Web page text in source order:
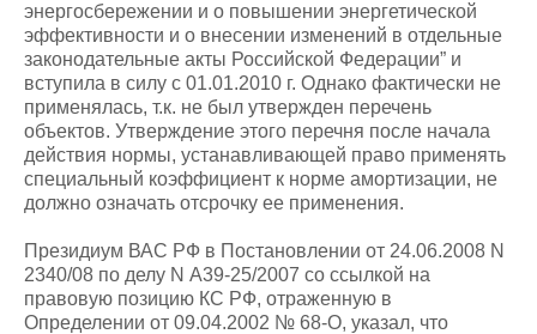
энергосбережении и о повышении энергетической
эффективности и о внесении изменений в отдельные
законодательные акты Российской Федерации” и
вступила в силу с 01.01.2010 г. Однако фактически не
применялась, т.к. не был утвержден перечень
объектов. Утверждение этого перечня после начала
действия нормы, устанавливающей право применять
специальный коэффициент к норме амортизации, не
должно означать отсрочку ее применения.
Президиум ВАС РФ в Постановлении от 24.06.2008 N
2340/08 по делу N А39-25/2007 со ссылкой на
правовую позицию КС РФ, отраженную в
Определении от 09.04.2002 № 68-О, указал, что